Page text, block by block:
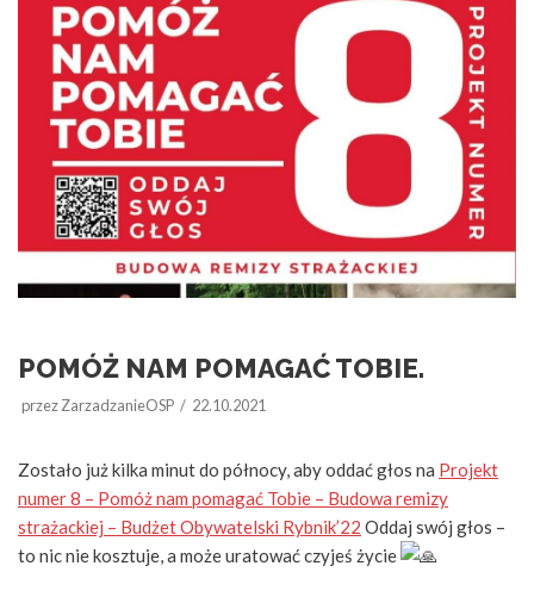
POMÓŻ NAM POMAGAĆ TOBIE.
przezZarzadzanieOSP 22.10.2021
Zostało już kilka minut do północy, aby oddać głos na Projekt
numer 8 – Pomóż nam pomagać Tobie – Budowa remizy
strażackiej – Budżet Obywatelski Rybnik’22 Oddaj swój głos –
to nic nie kosztuje, a może uratować czyjeś życie